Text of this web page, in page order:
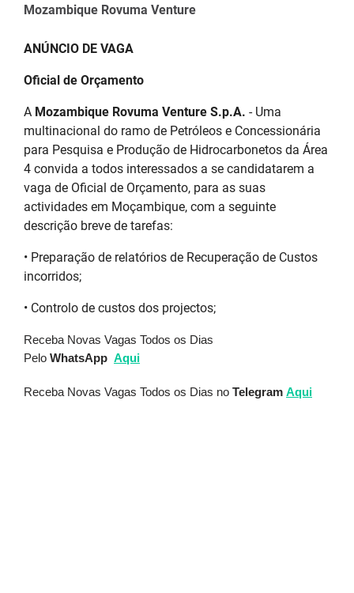
Mozambique Rovuma Venture
ANÚNCIO DE VAGA
Oficial de Orçamento
A Mozambique Rovuma Venture S.p.A. - Uma
multinacional do ramo de Petróleos e Concessionária
para Pesquisa e Produção de Hidrocarbonetos da Área
4 convida a todos interessados a se candidatarem a
vaga de Oficial de Orçamento, para as suas
actividades em Moçambique, com a seguinte
descrição breve de tarefas:
• Preparação de relatórios de Recuperação de Custos
incorridos;
• Controlo de custos dos projectos;
Receba Novas Vagas Todos os Dias
Pelo WhatsApp Aqui
Receba Novas Vagas Todos os Dias no Telegram Aqui